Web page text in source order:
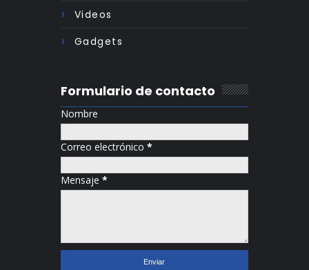
Videos
Gadgets
Formulario de contacto
Nombre
Correo electrónico *
Mensaje *